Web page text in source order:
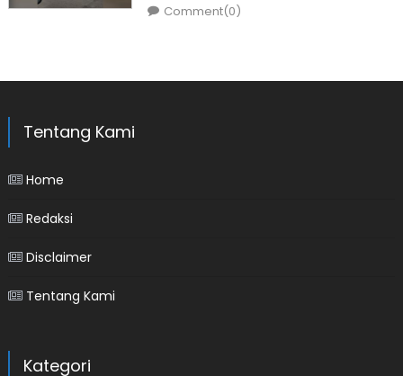
Comment(0)
Tentang Kami
Home
Redaksi
Disclaimer
Tentang Kami
Kategori